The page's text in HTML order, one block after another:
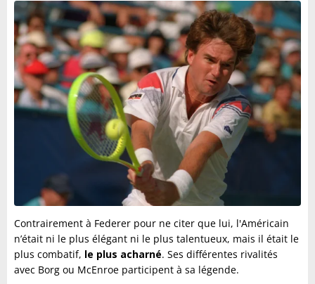
Contrairement à Federer pour ne citer que lui, l'Américain
n’était ni le plus élégant ni le plus talentueux, mais il était le
plus combatif, le plus acharné. Ses différentes rivalités
avec Borg ou McEnroe participent à sa légende.